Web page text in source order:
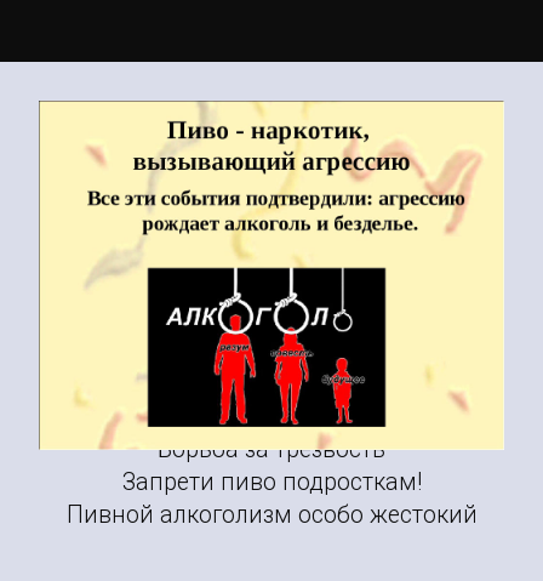
Агрессию рождает Алкоголь
содержащийся в Пиве!
02
Борьба за трезвость
Запрети пиво подросткам!
Пивной алкоголизм особо жестокий